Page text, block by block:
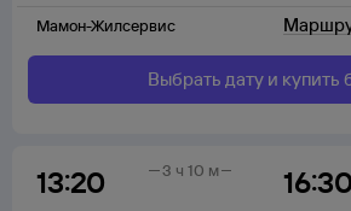
Мамон-Жилсервис
Выбрать дату и купить
13:20 16:30
3 ч 10 м